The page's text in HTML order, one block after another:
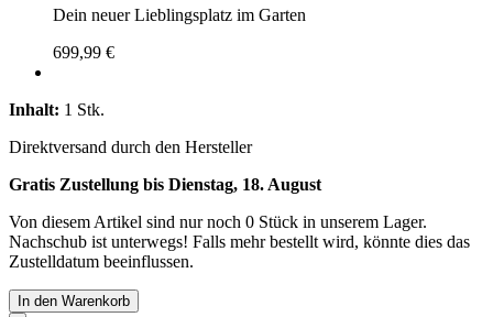
Dein neuer Lieblingsplatz im Garten
699,99 €
Inhalt: 1 Stk.
Direktversand durch den Hersteller
Gratis Zustellung bis Dienstag, 18. August
Von diesem Artikel sind nur noch 0 Stück in unserem Lager.
Nachschub ist unterwegs! Falls mehr bestellt wird, könnte dies das
Zustelldatum beeinflussen.
In den Warenkorb